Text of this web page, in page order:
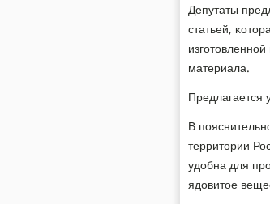
Депутаты
статьей,
материала.
Предлагается
В
территории
удобна для
ядовитое